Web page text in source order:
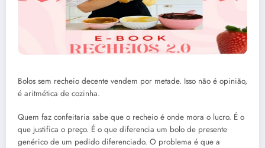
Bolos sem recheio decente vendem por metade. Isso não é opinião,
é aritmética de cozinha.
Quem faz confeitaria sabe que o recheio é onde mora o lucro. É o
que justifica o preço. É o que diferencia um bolo de presente
genérico de um pedido diferenciado. O problema é que a